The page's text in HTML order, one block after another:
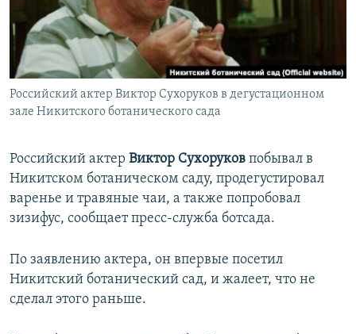
ПОБЕДИТЕЛЕЙ НЕ СУДЯТ?
КРЫМ.НЕПОКОРЕННЫЙ
ELIFBE
УКРАИНСКАЯ ПРОБЛЕМА КРЫМА
ПРИСОЕДИНЯЙТЕСЬ!
Российский актер Виктор Сухоруков в дегустационном
зале Никитского ботанического сада
Российский актер Виктор Сухоруков побывал в
Никитском ботаническом саду, продегустировал
варенье и травяные чаи, а также попробовал
зизифус, сообщает пресс-служба ботсада.
По заявлению актера, он впервые посетил
Никитский ботанический сад, и жалеет, что не
сделал этого раньше.